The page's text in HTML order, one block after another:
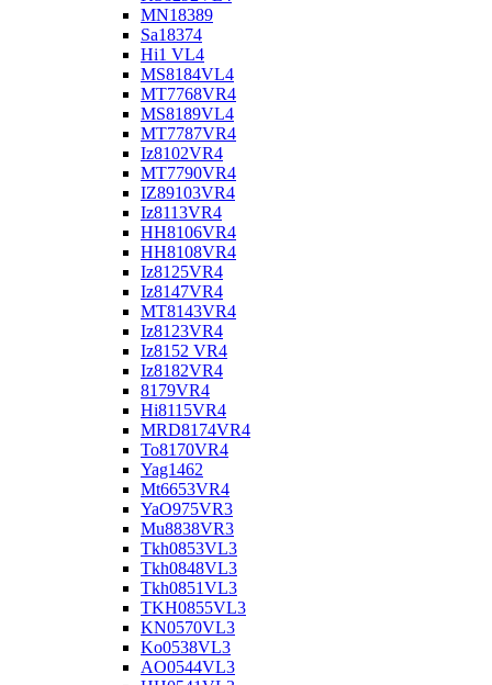
MN18389
Sa18374
Hi1 VL4
MS8184VL4
MT7768VR4
MS8189VL4
MT7787VR4
Iz8102VR4
MT7790VR4
IZ89103VR4
Iz8113VR4
HH8106VR4
HH8108VR4
Iz8125VR4
Iz8147VR4
MT8143VR4
Iz8123VR4
Iz8152 VR4
Iz8182VR4
8179VR4
Hi8115VR4
MRD8174VR4
To8170VR4
Yag1462
Mt6653VR4
YaO975VR3
Mu8838VR3
Tkh0853VL3
Tkh0848VL3
Tkh0851VL3
TKH0855VL3
KN0570VL3
Ko0538VL3
AO0544VL3